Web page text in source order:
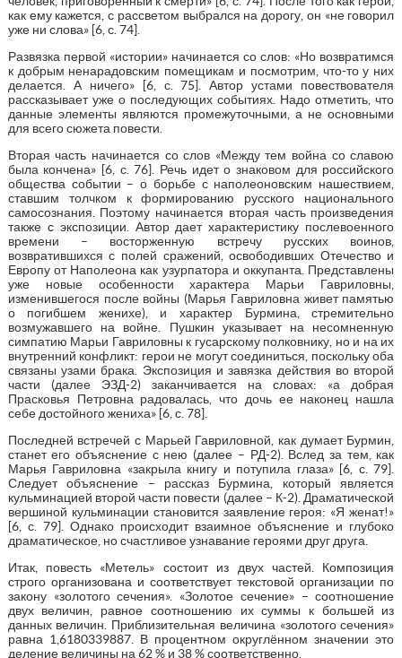
как ему кажется, с рассветом выбрался на дорогу, он «не говорил
уже ни слова» [6, с. 74].
Развязка первой «истории» начинается со слов: «Но возвратимся
к добрым ненарадовским помещикам и посмотрим, что-то у них
делается. А ничего» [6, с. 75]. Автор устами повествователя
рассказывает уже о последующих событиях. Надо отметить, что
данные элементы являются промежуточными, а не основными
для всего сюжета повести.
Вторая часть начинается со слов «Между тем война со славою
была кончена» [6, с. 76]. Речь идет о знаковом для российского
общества событии – о борьбе с наполеоновским нашествием,
ставшим толчком к формированию русского национального
самосознания. Поэтому начинается вторая часть произведения
также с экспозиции. Автор дает характеристику послевоенного
времени – восторженную встречу русских воинов,
возвратившихся с полей сражений, освободивших Отечество и
Европу от Наполеона как узурпатора и оккупанта. Представлены
уже новые особенности характера Марьи Гавриловны,
изменившегося после войны (Марья Гавриловна живет памятью
о погибшем женихе), и характер Бурмина, стремительно
возмужавшего на войне. Пушкин указывает на несомненную
симпатию Марьи Гавриловны к гусарскому полковнику, но и на их
внутренний конфликт: герои не могут соединиться, поскольку оба
связаны узами брака. Экспозиция и завязка действия во второй
части (далее ЭЗД-2) заканчивается на словах: «а добрая
Прасковья Петровна радовалась, что дочь ее наконец нашла
себе достойного жениха» [6, с. 78].
Последней встречей с Марьей Гавриловной, как думает Бурмин,
станет его объяснение с нею (далее – РД-2). Вслед за тем, как
Марья Гавриловна «закрыла книгу и потупила глаза» [6, с. 79].
Следует объяснение – рассказ Бурмина, который является
кульминацией второй части повести (далее – К-2). Драматической
вершиной кульминации становится заявление героя: «Я женат!»
[6, с. 79]. Однако происходит взаимное объяснение и глубоко
драматическое, но счастливое узнавание героями друг друга.
Итак, повесть «Метель» состоит из двух частей. Композиция
строго организована и соответствует текстовой организации по
закону «золотого сечения». «Золотое сечение» – соотношение
двух величин, равное соотношению их суммы к большей из
данных величин. Приблизительная величина «золотого сечения»
равна 1,6180339887. В процентном округлённом значении это
деление величины на 62 % и 38 % соответственно.